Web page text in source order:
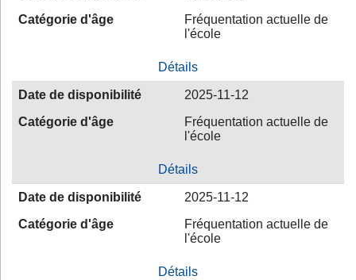
Catégorie d'âge
Fréquentation actuelle de
l'école
Détails
Date de disponibilité
2025-11-12
Catégorie d'âge
Fréquentation actuelle de
l'école
Détails
Date de disponibilité
2025-11-12
Catégorie d'âge
Fréquentation actuelle de
l'école
Détails